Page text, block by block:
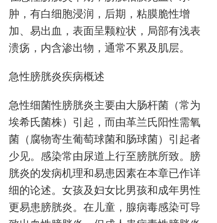
肿，有白细胞浸润，后期，粘膜脆性增
加、易出血，表面呈颗粒状，局部有浅表
溃疡，内含渗出物，通常不累及肌层。
急性膀胱炎疾病概述
急性细菌性膀胱炎主要由大肠杆菌（常为
埃希氏菌株）引起，而由革兰氏阳性需氧
菌（腐物寄生葡萄球菌和肠球菌）引起者
少见。感染常由尿道上行至膀胱所致。膀
胱炎的发病机理和易患因素在本章已作详
细的论述。女孩及妇女比男孩和成年男性
更易患膀胱炎。在儿童，腺病毒感染可导